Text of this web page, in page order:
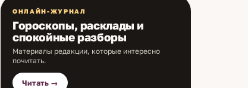
ОНЛАЙН-ЖУРНАЛ
Гороскопы, расклады и
спокойные разборы
Материалы редакции, которые интересно
почитать.
Читать →